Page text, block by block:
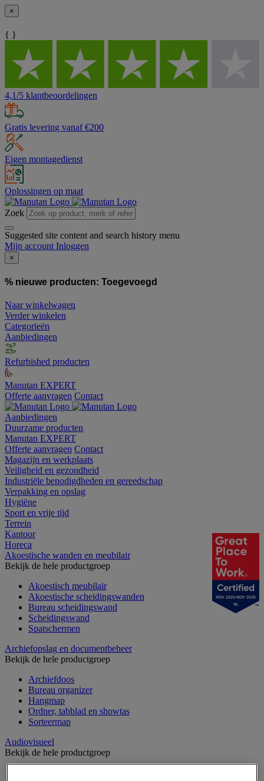
×
{ }
4,1/5 klantbeoordelingen
Gratis levering vanaf €200
Eigen montagedienst
Oplossingen op maat
Zoek
Suggested site content and search history menu
Mijn account Inloggen
×
% nieuwe producten: Toegevoegd
Naar winkelwagen
Verder winkelen
Categorieën
Aanbiedingen
Refurbished producten
Manutan EXPERT
Offerte aanvragen Contact
Aanbiedingen
Duurzame producten
Manutan EXPERT
Offerte aanvragen Contact
Magazijn en werkplaats
Veiligheid en gezondheid
Industriële benodigdheden en gereedschap
Verpakking en opslag
Hygiëne
Sport en vrije tijd
Terrein
Kantoor
Horeca
Akoestische wanden en meubilair
Bekijk de hele productgroep
Akoestisch meubilair
Akoestische scheidingswanden
Bureau scheidingswand
Scheidingswand
Spatschermen
Archiefopslag en documentbeheer
Bekijk de hele productgroep
Archiefdoos
Bureau organizer
Hangmap
Ordner, tabblad en showtas
Sorteermap
Audiovisueel
Bekijk de hele productgroep
NOV 2025-NOV 2026
NL